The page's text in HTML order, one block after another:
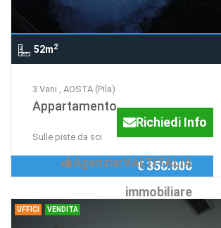
52m2
3 Vani , AOSTA (Pila)
Appartamento
Sulle piste da sci
Richiedi Info
Agenzia:VALTITALIA
immobiliare
€ 350.000
UFFICI VENDITA